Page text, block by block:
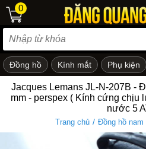
em
0
Đồng hồ Kính mắt Phụ kiện
Jacques Lemans JL-N-207B -
mm - perspex ( Kính cứng chịu
nước 5
Trang chủ / Đồng hồ nam